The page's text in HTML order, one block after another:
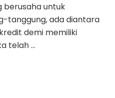
berusaha untuk
tanggung, ada diantara
demi memiliki
telah …